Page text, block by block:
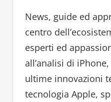
News, guide ed
centro
esperti ed
all’analisi di
ultime innovazioni
tecnologia Apple,